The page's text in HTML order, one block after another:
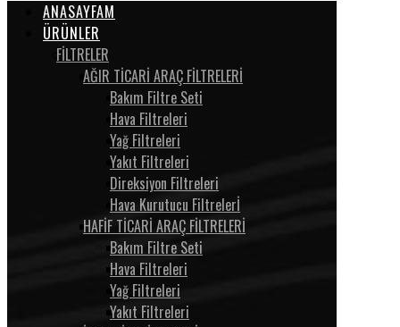
ANASAYFAM
ÜRÜNLER
FİLTRELER
AĞIR TİCARİ ARAÇ FİLTRELERİ
Bakım Filtre Seti
Hava Filtreleri
Yağ Filtreleri
Yakıt Filtreleri
Direksiyon Filtreleri
Hava Kurutucu Filtrelerİ
HAFİF TİCARİ ARAÇ FİLTRELERİ
Bakım Filtre Seti
Hava Filtreleri
Yağ Filtreleri
Yakıt Filtreleri